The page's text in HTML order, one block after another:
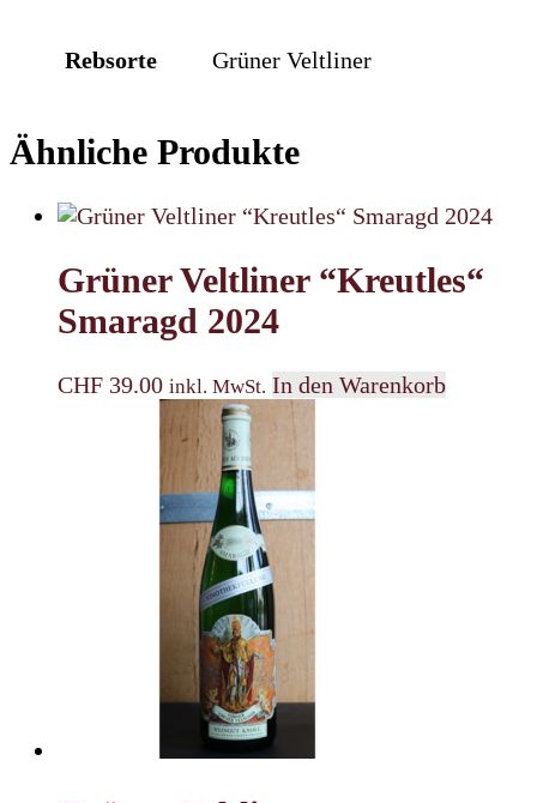
Rebsorte Grüner Veltliner
Ähnliche Produkte
Grüner Veltliner “Kreutles“
Smaragd 2024
CHF 39.00 inkl. MwSt. In den Warenkorb